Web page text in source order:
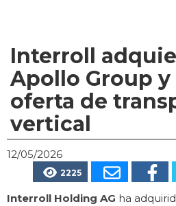
Interroll
Apollo Group y
oferta de
vertical
12/05/2026
2225
Interroll Holding AG ha